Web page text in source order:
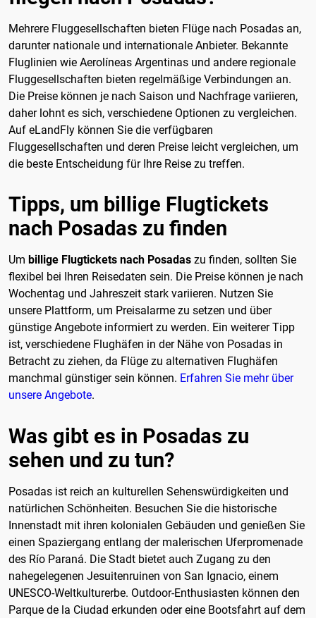
Mehrere Fluggesellschaften bieten Flüge nach Posadas an,
darunter nationale und internationale Anbieter. Bekannte
Fluglinien wie Aerolíneas Argentinas und andere regionale
Fluggesellschaften bieten regelmäßige Verbindungen an.
Die Preise können je nach Saison und Nachfrage variieren,
daher lohnt es sich, verschiedene Optionen zu vergleichen.
Auf eLandFly können Sie die verfügbaren
Fluggesellschaften und deren Preise leicht vergleichen, um
die beste Entscheidung für Ihre Reise zu treffen.
Tipps, um billige Flugtickets
nach Posadas zu finden
Um billige Flugtickets nach Posadas zu finden, sollten Sie
flexibel bei Ihren Reisedaten sein. Die Preise können je nach
Wochentag und Jahreszeit stark variieren. Nutzen Sie
unsere Plattform, um Preisalarme zu setzen und über
günstige Angebote informiert zu werden. Ein weiterer Tipp
ist, verschiedene Flughäfen in der Nähe von Posadas in
Betracht zu ziehen, da Flüge zu alternativen Flughäfen
manchmal günstiger sein können. Erfahren Sie mehr über
unsere Angebote.
Was gibt es in Posadas zu
sehen und zu tun?
Posadas ist reich an kulturellen Sehenswürdigkeiten und
natürlichen Schönheiten. Besuchen Sie die historische
Innenstadt mit ihren kolonialen Gebäuden und genießen Sie
einen Spaziergang entlang der malerischen Uferpromenade
des Río Paraná. Die Stadt bietet auch Zugang zu den
nahegelegenen Jesuitenruinen von San Ignacio, einem
UNESCO-Weltkulturerbe. Outdoor-Enthusiasten können den
Parque de la Ciudad erkunden oder eine Bootsfahrt auf dem